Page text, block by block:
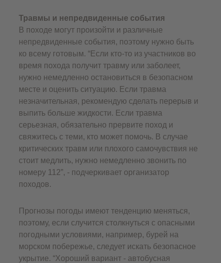
Травмы и непредвиденные события
В походе могут произойти и различные
непредвиденные события, поэтому нужно быть
ко всему готовым. “Если кто-то из участников во
время похода получит травму или заболеет,
нужно немедленно остановиться в безопасном
месте и оценить ситуацию. Если травма
незначительная, рекомендую сделать перерыв и
выпить больше жидкости. Если травма
серьезная, обязательно прервите поход и
свяжитесь с теми, кто может помочь. В случае
критических травм или плохого самочувствия не
стоит медлить, нужно немедленно звонить по
номеру 112”, - подчеркивает организатор
походов.
Прогнозы погоды имеют тенденцию меняться,
поэтому, если случится столкнуться с опасными
погодными условиями, например, бурей на
морском побережье, следует искать безопасное
укрытие. “Хороший вариант - автобусная